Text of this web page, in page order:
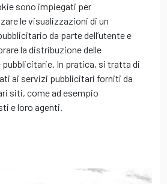
sono impiegati per
le visualizzazioni di un
da parte dell’utente e
la distribuzione delle
pubblicitarie. In pratica, si tratta di
ai servizi pubblicitari forniti da
siti, come ad esempio
e loro agenti.